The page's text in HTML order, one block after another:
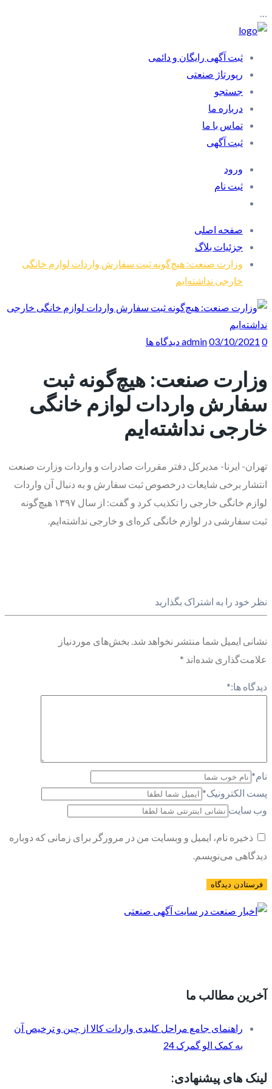
…
ثبت آگهی رایگان و دائمی
رپورتاژ صنعتی
جستجو
درباره ما
تماس با ما
ثبت آگهی
ورود
ثبت نام
صفحه اصلی
جزئیات بلاگ
وزارت صنعت: هیچ‌گونه ثبت سفارش واردات لوازم خانگی
خارجی نداشته‌ایم
admin03/10/2021 0 دیدگاه ها
وزارت صنعت: هیچ‌گونه ثبت
سفارش واردات لوازم خانگی
خارجی نداشته‌ایم
تهران- ایرنا- مدیرکل دفتر مقررات صادرات و واردات وزارت صنعت
انتشار برخی شایعات درخصوص ثبت سفارش و به دنبال آن واردات
لوازم خانگی خارجی را تکذیب کرد و گفت: از سال ۱۳۹۷ هیچ‌گونه
ثبت سفارشی در لوازم خانگی کره‌ای و خارجی نداشته‌ایم.
نظر خود را به اشتراک بگذارید
نشانی ایمیل شما منتشر نخواهد شد. بخش‌های موردنیاز
علامت‌گذاری شده‌اند *
دیدگاه ها:*
نام*
پست الکترونیک*
وب سایت
ذخیره نام، ایمیل و وبسایت من در مرورگر برای زمانی که دوباره
دیدگاهی می‌نویسم.
آخرین مطالب ما
راهنمای جامع مراحل کلیدی واردات کالا از چین و ترخیص آن
به کمک الو گمرک 24
لینک های پیشنهادی: